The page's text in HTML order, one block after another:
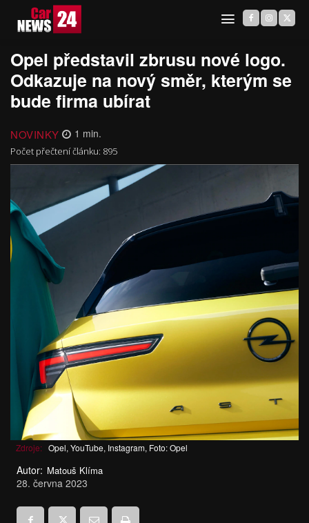
Opel představil zbrusu nové logo.
Odkazuje na nový směr, kterým se
bude firma ubírat
NOVINKY 1 min.
Počet přečtení článku: 895
Zdroje: Opel, YouTube, Instagram, Foto: Opel
Autor: Matouš Klíma
28. června 2023